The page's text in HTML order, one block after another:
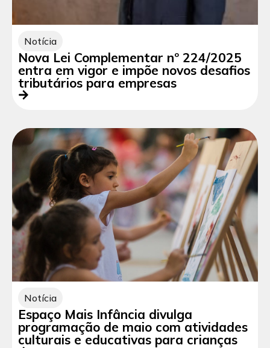
Notícia
Nova Lei Complementar nº 224/2025
entra em vigor e impõe novos desafios
tributários para empresas
Notícia
Espaço Mais Infância divulga
programação de maio com atividades
culturais e educativas para crianças